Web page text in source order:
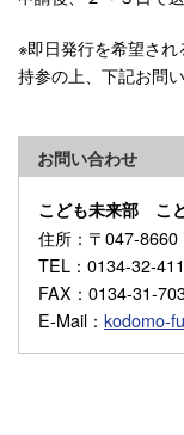
※即日発行を希望さ
持参の上、下記お問
お問い合わせ
こども未来部 こ
住所 ：〒047-
TEL ：0134-32-
FAX ：0134-31-
E-Mail ： kodomo-